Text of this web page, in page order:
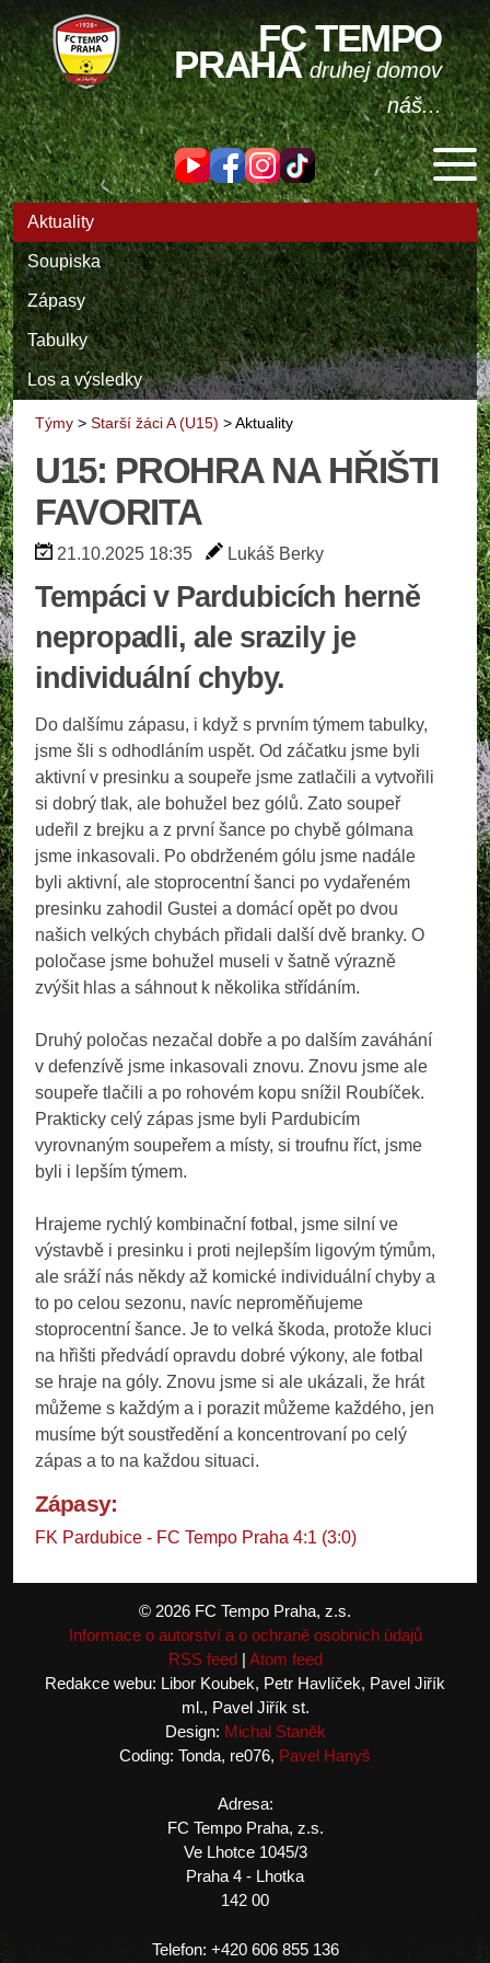
FC TEMPO
PRAHAdruhej domov
náš...
Aktuality
Soupiska
Zápasy
Tabulky
Los a výsledky
Týmy > Starší žáci A (U15) >Aktuality
U15: PROHRA NA HŘIŠTI
FAVORITA
21.10.2025 18:35 Lukáš Berky
Tempáci v Pardubicích herně
nepropadli, ale srazily je
individuální chyby.
Do dalšímu zápasu, i když s prvním týmem tabulky,
jsme šli s odhodláním uspět. Od záčatku jsme byli
aktivní v presinku a soupeře jsme zatlačili a vytvořili
si dobrý tlak, ale bohužel bez gólů. Zato soupeř
udeřil z brejku a z první šance po chybě gólmana
jsme inkasovali. Po obdrženém gólu jsme nadále
byli aktivní, ale stoprocentní šanci po vydařeném
presinku zahodil Gustei a domácí opět po dvou
našich velkých chybách přidali další dvě branky. O
poločase jsme bohužel museli v šatně výrazně
zvýšit hlas a sáhnout k několika střídáním.
Druhý poločas nezačal dobře a po dalším zaváhání
v defenzívě jsme inkasovali znovu. Znovu jsme ale
soupeře tlačili a po rohovém kopu snížil Roubíček.
Prakticky celý zápas jsme byli Pardubicím
vyrovnaným soupeřem a místy, si troufnu říct, jsme
byli i lepším týmem.
Hrajeme rychlý kombinační fotbal, jsme silní ve
výstavbě i presinku i proti nejlepším ligovým týmům,
ale sráží nás někdy až komické individuální chyby a
to po celou sezonu, navíc neproměňujeme
stoprocentní šance. Je to velká škoda, protože kluci
na hřišti předvádí opravdu dobré výkony, ale fotbal
se hraje na góly. Znovu jsme si ale ukázali, že hrát
můžeme s každým a i porazit můžeme každého, jen
musíme být soustředění a koncentrovaní po celý
zápas a to na každou situaci.
Zápasy:
FK Pardubice - FC Tempo Praha 4:1 (3:0)
© 2026 FC Tempo Praha, z.s.
Informace o autorství a o ochraně osobních údajů
RSS feed| Atom feed
Redakce webu: Libor Koubek, Petr Havlíček, Pavel Jiřík
ml., Pavel Jiřík st.
Design: Michal Staněk
Coding: Tonda, re076, Pavel Hanyš
Adresa:
FC Tempo Praha, z.s.
Ve Lhotce 1045/3
Praha 4 - Lhotka
142 00
Telefon: +420 606 855 136